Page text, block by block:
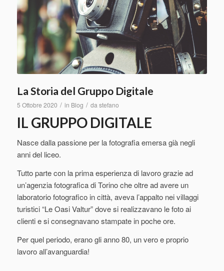
La Storia del Gruppo Digitale
5 Ottobre 2020 / in Blog / da stefano
IL GRUPPO DIGITALE
Nasce dalla passione per la fotografia emersa già negli
anni del liceo.
Tutto parte con la prima esperienza di lavoro grazie ad
un’agenzia fotografica di Torino che oltre ad avere un
laboratorio fotografico in città, aveva l’appalto nei villaggi
turistici “Le Oasi Valtur” dove si realizzavano le foto ai
clienti e si consegnavano stampate in poche ore.
Per quel periodo, erano gli anno 80, un vero e proprio
lavoro all’avanguardia!